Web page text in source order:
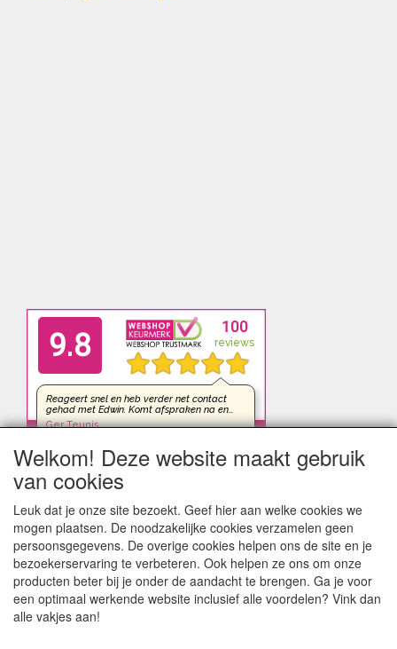
Welkom! Deze website maakt gebruik
van cookies
Leuk dat je onze site bezoekt. Geef hier aan welke cookies we
mogen plaatsen. De noodzakelijke cookies verzamelen geen
persoonsgegevens. De overige cookies helpen ons de site en je
bezoekerservaring te verbeteren. Ook helpen ze ons om onze
producten beter bij je onder de aandacht te brengen. Ga je voor
een optimaal werkende website inclusief alle voordelen? Vink dan
alle vakjes aan!